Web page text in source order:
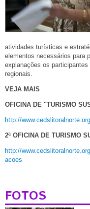
atividades turísticas e
elementos necessários para
explanações os
regionais.
VEJA MAIS
OFICINA DE "TURISMO
http://
2ª OFICINA DE TURISMO
http://
acoes
FOTOS